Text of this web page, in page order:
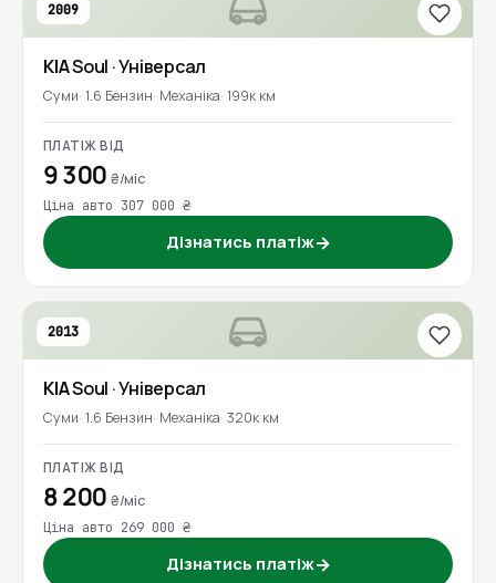
2009
KIASoul · Універсал
Суми 1.6 Бензин Механіка 199к км
ПЛАТІЖ ВІД
9 300₴/міс
Ціна авто 307 000 ₴
Дізнатись платіж→
2013
KIASoul · Універсал
Суми 1.6 Бензин Механіка 320к км
ПЛАТІЖ ВІД
8 200₴/міс
Ціна авто 269 000 ₴
Дізнатись платіж→